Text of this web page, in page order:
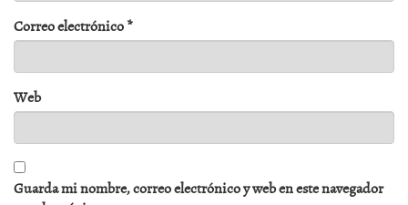
Correo electrónico*
Web
Guarda mi nombre, correo electrónico y web en este navegador